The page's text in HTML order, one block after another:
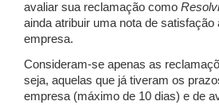
avaliar sua reclamação como
ainda atribuir uma nota de satisfação
empresa.
Consideram-se apenas as
seja, aquelas que já tiveram os
empresa (máximo de 10 dias) e de